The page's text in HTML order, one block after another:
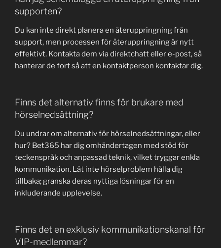
supporten?
Du kan inte direkt planera en återuppringning från
support, men processen för återuppringning är nytt
effektivt. Kontakta dem via direktchatt eller e-post, så
hanterar de fort så att en kontaktperson kontaktar dig.
Finns det alternativ finns för brukare med
hörselnedsättning?
Du undrar om alternativ för hörselnedsättningar, eller
hur? Bet365 har dig omhändertagen med stöd för
teckenspråk och anpassad teknik, vilket tryggar enkla
kommunikation. Låt inte hörselproblem hålla dig
tillbaka; granska deras nyttiga lösningar för en
inkluderande upplevelse.
Finns det en exklusiv kommunikationskanal för
VIP-medlemmar?